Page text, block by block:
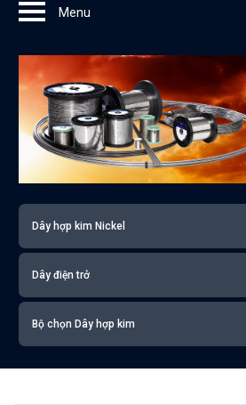
Dây hợp kim Nickel
Dây điện trở
Bộ chọn Dây hợp kim